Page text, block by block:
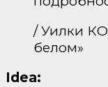
/ Уилки
белом»
Idea: